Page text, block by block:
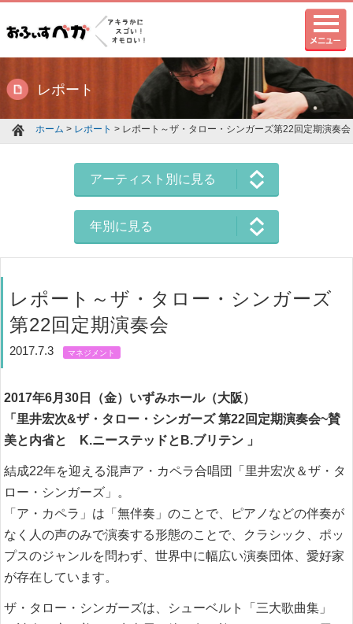
レポート
ホーム > レポート > レポート～ザ・タロー・シンガーズ第22回定期演奏会
アーティスト別に見る
年別に見る
レポート～ザ・タロー・シンガーズ
第22回定期演奏会
2017.7.3 マネジメント
2017年6月30日（金）いずみホール（大阪）
「里井宏次&ザ・タロー・シンガーズ 第22回定期演奏会~賛
美と内省と K.ニーステッドとB.ブリテン 」
結成22年を迎える混声ア・カペラ合唱団「里井宏次＆ザ・タ
ロー・シンガーズ」。
「ア・カペラ」は「無伴奏」のことで、ピアノなどの伴奏が
なく人の声のみで演奏する形態のことで、クラシック、ポッ
プスのジャンルを問わず、世界中に幅広い演奏団体、愛好家
が存在しています。
ザ・タロー・シンガーズは、シューベルト「三大歌曲集」